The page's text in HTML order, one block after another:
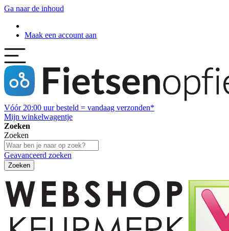
Ga naar de inhoud
Maak een account aan
Vóór 20:00 uur besteld = vandaag verzonden*
Mijn winkelwagentje
Zoeken
Zoeken
Geavanceerd zoeken
Zoeken